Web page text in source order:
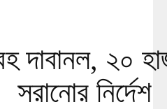
দাবানল, ২০
সরানোর নির্দেশ